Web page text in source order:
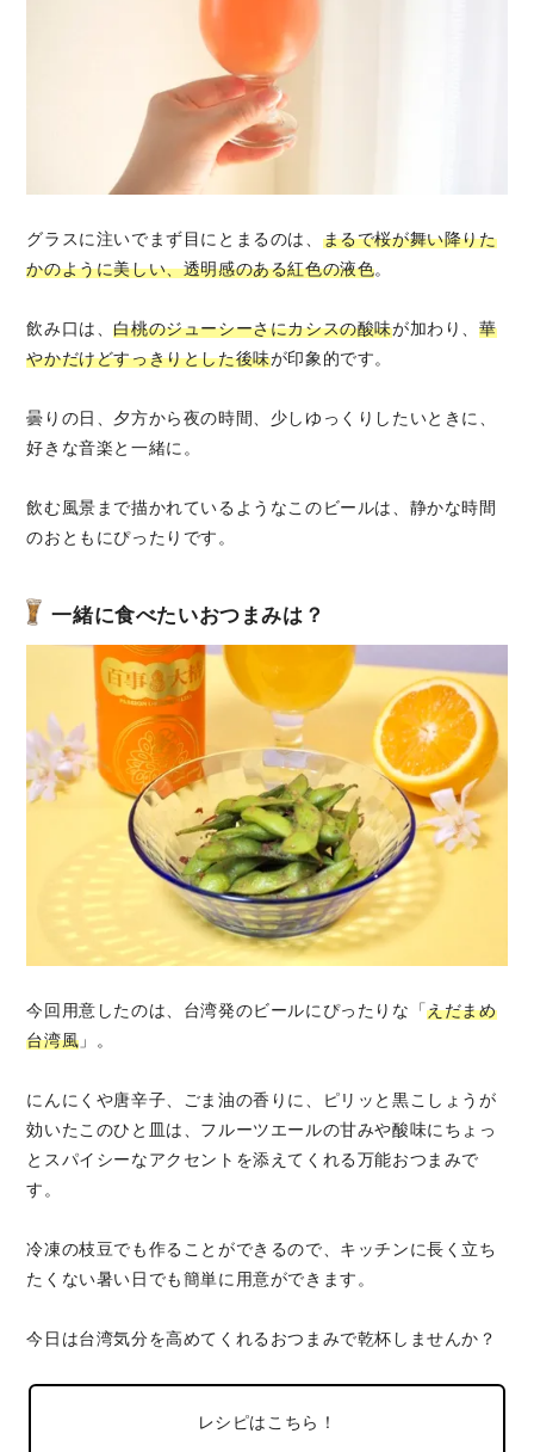
グラスに注いでまず目にとまるのは、 まるで桜が舞い降りた
かのように美しい、透明感のある紅色の液色。
飲み口は、白桃のジューシーさにカシスの酸味が加わり、 華
やかだけどすっきりとした後味が印象的です。
曇りの日、夕方から夜の時間、少しゆっくりしたいときに、
好きな音楽と一緒に。
飲む風景まで描かれているようなこのビールは、静かな時間
のおともにぴったりです。
一緒に食べたいおつまみは？
今回用意したのは、台湾発のビールにぴったりな「えだまめ
台湾風 」。
にんにくや唐辛子、ごま油の香りに、ピリッと黒こしょうが
効いたこのひと皿は、フルーツエールの甘みや酸味にちょっ
とスパイシーなアクセントを添えてくれる万能おつまみで
す。
冷凍の枝豆でも作ることができるので、キッチンに長く立ち
たくない暑い日でも簡単に用意ができます。
今日は台湾気分を高めてくれるおつまみで乾杯しませんか？
レシピはこちら！